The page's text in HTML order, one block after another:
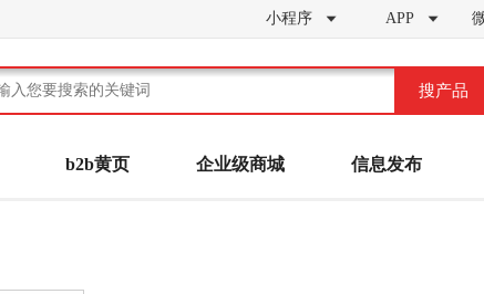
小程序  APP 
搜产品
b2b黄页 企业级商城 信息发布